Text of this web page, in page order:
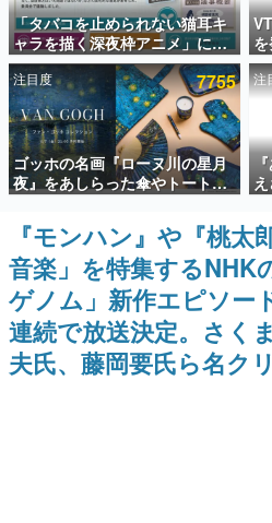
聞きし、ヒットする企画
きます。
赫本
この物語を解いてはいけ
の形をした短編ホラー小
新世代に訊く
これからのデジタルゲー
の姿を追い、彼らのルー
ゲーム世代の作家た
ゲームに多大な影響を受
日本のコンテンツ産業や
画です。
日本モバイルゲーム
日本のモバイルゲーム史
ルを網羅するほか、開発
解説を掲載。約20年の歴
「タバコを止められない猫耳キ
ャラを描く深夜枠アニメ」に視
聴者の一部から批判意見。違法
薬物の使用と思しき描写も含め
て、BPOが議論を交わす
注目度 7755
ゴッホの名画『ローヌ川の星月
夜』をあしらった傘やトートバ
ッグなどが登場。8月7日21時よ
り2日間限定で予約販売
注
『モンハン』や『桃太
音楽」を特集するNHK
ゲノム」新作エピソー
連続で放送決定。さく
夫氏、藤岡要氏ら名ク